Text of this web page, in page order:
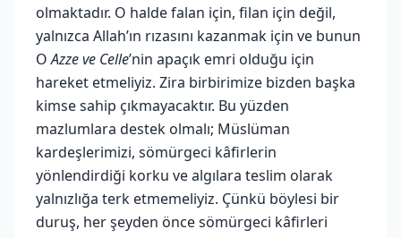
olmaktadır. O halde falan için, filan için değil,
yalnızca Allah’ın rızasını kazanmak için ve bunun
OAzze ve Celle’nin apaçık emri olduğu için
hareket etmeliyiz. Zira birbirimize bizden başka
kimse sahip çıkmayacaktır. Bu yüzden
mazlumlara destek olmalı; Müslüman
kardeşlerimizi, sömürgeci kâfirlerin
yönlendirdiği korku ve algılara teslim olarak
yalnızlığa terk etmemeliyiz. Çünkü böylesi bir
duruş, her şeyden önce sömürgeci kâfirleri